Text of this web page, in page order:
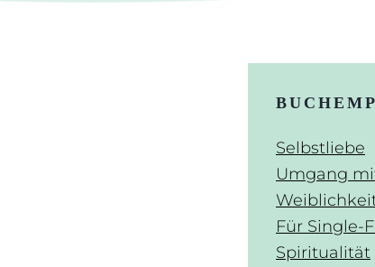
Selbstliebe
Umgang
Für Single-
Spiritualität